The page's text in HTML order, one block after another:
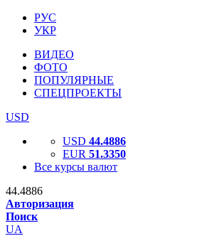
РУС
УКР
ВИДЕО
ФОТО
ПОПУЛЯРНЫЕ
СПЕЦПРОЕКТЫ
USD
USD 44.4886
EUR 51.3350
Все курсы валют
44.4886
Авторизация
Поиск
UA